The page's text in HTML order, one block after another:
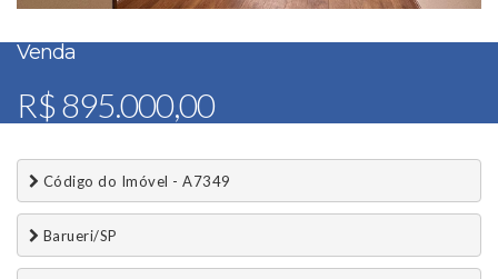
Venda
R$ 895.000,00
Código do Imóvel - A7349
Barueri/SP